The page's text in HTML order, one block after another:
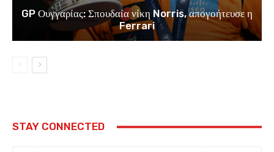
GP Ουγγαρίας: Σπουδαία νίκη Norris, απογοήτευσε η
Ferrari
STAY CONNECTED